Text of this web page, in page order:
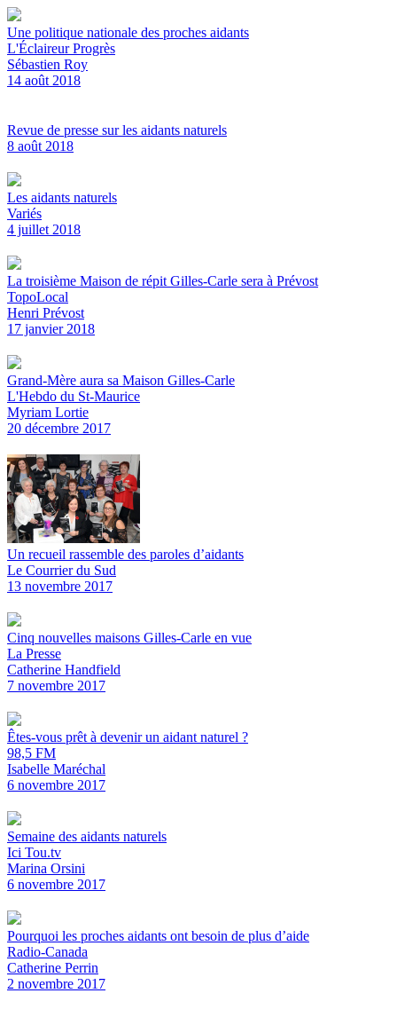
Une politique nationale des proches aidants
L'Éclaireur Progrès
Sébastien Roy
14 août 2018
Revue de presse sur les aidants naturels
8 août 2018
Les aidants naturels
Variés
4 juillet 2018
La troisième Maison de répit Gilles-Carle sera à Prévost
TopoLocal
Henri Prévost
17 janvier 2018
Grand-Mère aura sa Maison Gilles-Carle
L'Hebdo du St-Maurice
Myriam Lortie
20 décembre 2017
Un recueil rassemble des paroles d’aidants
Le Courrier du Sud
13 novembre 2017
Cinq nouvelles maisons Gilles-Carle en vue
La Presse
Catherine Handfield
7 novembre 2017
Êtes-vous prêt à devenir un aidant naturel ?
98,5 FM
Isabelle Maréchal
6 novembre 2017
Semaine des aidants naturels
Ici Tou.tv
Marina Orsini
6 novembre 2017
Pourquoi les proches aidants ont besoin de plus d’aide
Radio-Canada
Catherine Perrin
2 novembre 2017